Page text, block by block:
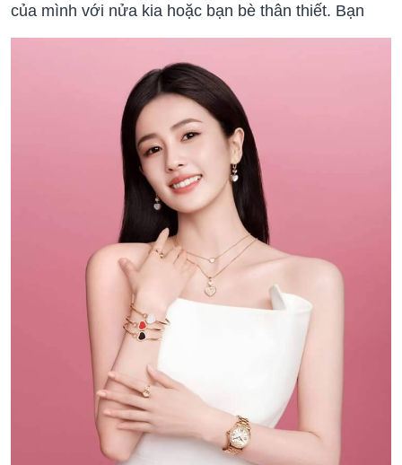
của mình với nửa kia hoặc bạn bè thân thiết. Bạn